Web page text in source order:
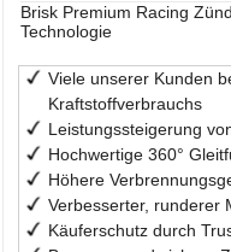
Brisk Premium Racing
Technologie
Viele unserer Kunden
Kraftstoffverbrauchs
Leistungssteigerung
Hochwertige 360°
Höhere
Verbesserter, runderer
Käuferschutz durch